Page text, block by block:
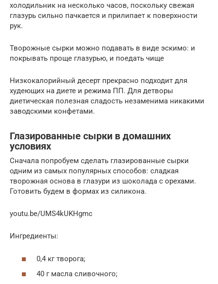
холодильник на несколько часов, поскольку свежая
глазурь сильно пачкается и прилипает к поверхности
рук.
Творожные сырки можно подавать в виде эскимо: и
покрывать проще глазурью, и поедать чище
Низкокалорийный десерт прекрасно подходит для
худеющих на диете и режима ПП. Для детворы
диетическая полезная сладость незаменима никакими
заводскими конфетами.
Глазированные сырки в домашних
условиях
Сначала попробуем сделать глазированные сырки
одним из самых популярных способов: сладкая
творожная основа в глазури из шоколада с орехами.
Готовить будем в формах из силикона.
youtu.be/UMS4kUKHgmc
Ингредиенты:
0,4 кг творога;
40 г масла сливочного;